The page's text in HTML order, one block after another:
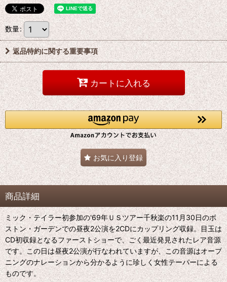
数量:
返品特約に関する重要事項
カートに入れる
お気に入り登録
商品詳細
ミック・テイラー初参加の'69年ＵＳツアー千秋楽の11月30日のボ
ストン・ガーデンでの昼夜2公演を2CDにカップリング収録。目玉は
CD初収録となるファーストショーで、ごく最近発見されたレア音源
です。この日は昼夜2公演が行なわれていますが、この音源はオープ
ニングのナレーションから分かるように珍しく女性テーパーによる
ものです。